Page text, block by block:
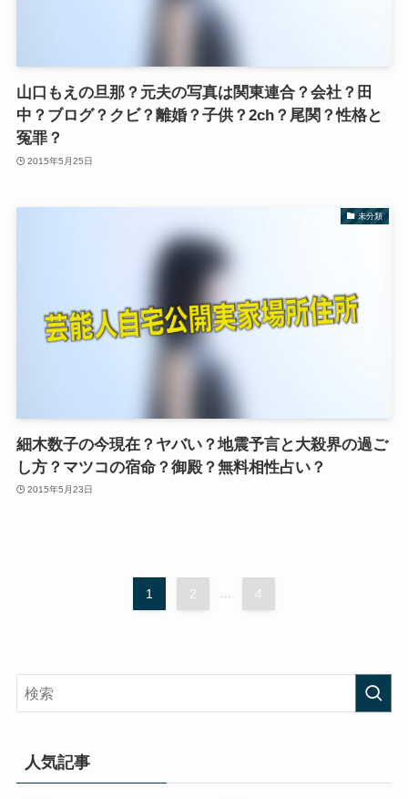
山口もえの旦那？元夫の写真は関東連合？会社？田
中？ブログ？クビ？離婚？子供？2ch？尾関？性格と
冤罪？
2015年5月25日
未分類
細木数子の今現在？ヤバい？地震予言と大殺界の過ご
し方？マツコの宿命？御殿？無料相性占い？
2015年5月23日
1 2 4
人気記事